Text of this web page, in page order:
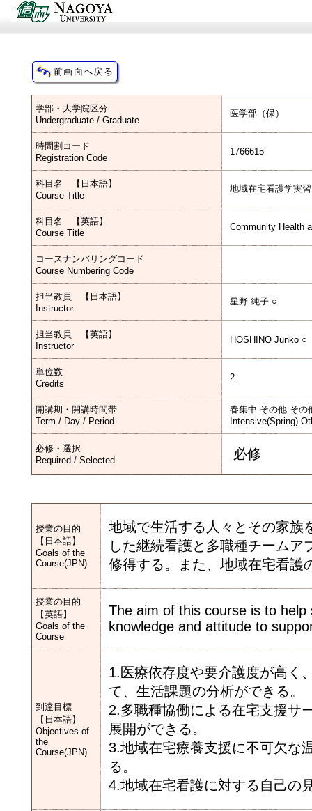
学部・大学院区分
Undergraduate / Graduate
医学部（保）
時間割コード
Registration Code
1766615
科目名 【日本語】
Course Title
地域在宅看護学実
科目名 【英語】
Course Title
Community Health
コースナンバリングコード
Course Numbering Code
担当教員 【日本語】
Instructor
星野 純子 ○
担当教員 【英語】
Instructor
HOSHINO Junko ○
単位数
Credits
2
開講期・開講時間帯
Term / Day / Period
春集中 その他 その
Intensive(Spring)
必修・選択
Required / Selected
必修
授業の目的
【日本語】
Goals of the
Course(JPN)
地域で生活する人々とその家族
した継続看護と多職種チーム
修得する。また、地域在宅看護
授業の目的
【英語】
Goals of the
Course
The aim of this course is to
knowledge and attitude to
到達目標
【日本語】
Objectives of
the
Course(JPN)
1.医療依存度や要介護度が高く
て、生活課題の分析ができる。
2.多職種協働による在宅支援サ
展開ができる。
3.地域在宅療養支援に不可欠な
る。
4.地域在宅看護に対する自己の